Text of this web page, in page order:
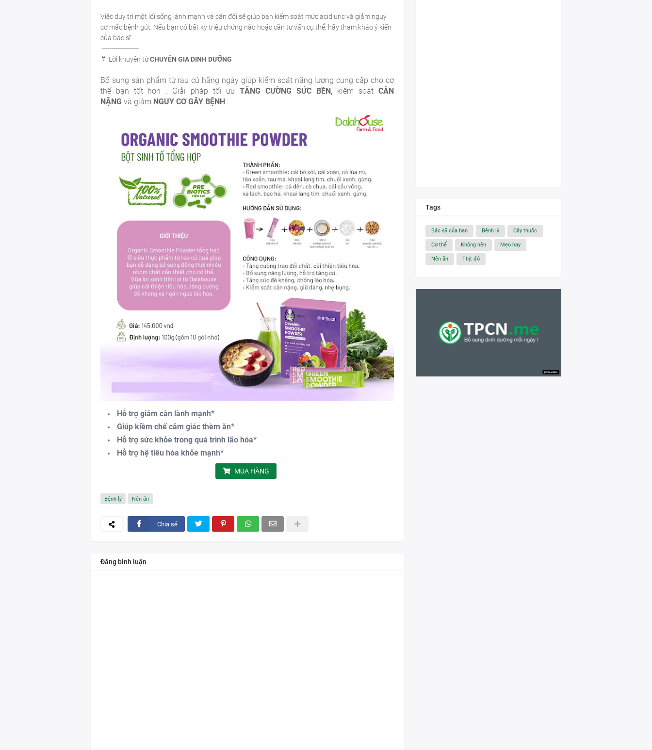
Việc duy trì một lối sống lành mạnh và cân đối sẽ giúp bạn kiểm soát mức acid uric và giảm nguy
cơ mắc bệnh gút. Nếu bạn có bất kỳ triệu chứng nào hoặc cần tư vấn cụ thể, hãy tham khảo ý kiến
của bác sĩ.
-------------------
🤵 Lời khuyên từCHUYÊN GIA DINH DƯỠNG :
Bổ sung sản phẩm từ rau củ hằng ngày giúp kiểm soát năng lượng cung cấp cho cơ
thể bạn tốt hơn . Giải pháp tối ưuTĂNG CƯỜNG SỨC BỀN, kiêm soát CÂN
NẶNG và giảm NGUY CƠ GÂY BỆNH
Hỗ trợ giảm cân lành mạnh*
Giúp kiềm chế cảm giác thèm ăn*
Hỗ trợ sức khỏe trong quá trình lão hóa*
Hỗ trợ hệ tiêu hóa khỏe mạnh*
MUA HÀNG
Bệnh lý Nên ăn
Chia sẻ
Đăng bình luận
Tags
Bác sỹ của bạn Bệnh lý Cây thuốc
Cơ thể Không nên Mẹo hay
Nên ăn Thịt đỏ